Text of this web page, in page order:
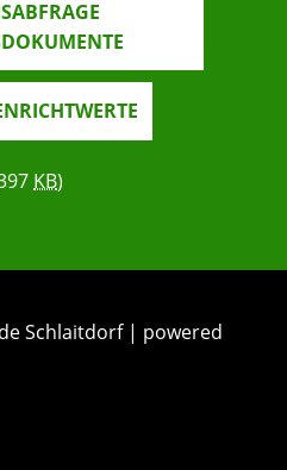
KB)
Schlaitdorf | powered